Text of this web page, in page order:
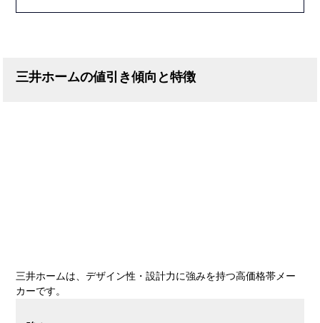
三井ホームの値引き傾向と特徴
三井ホームは、デザイン性・設計力に強みを持つ高価格帯メー
カーです。